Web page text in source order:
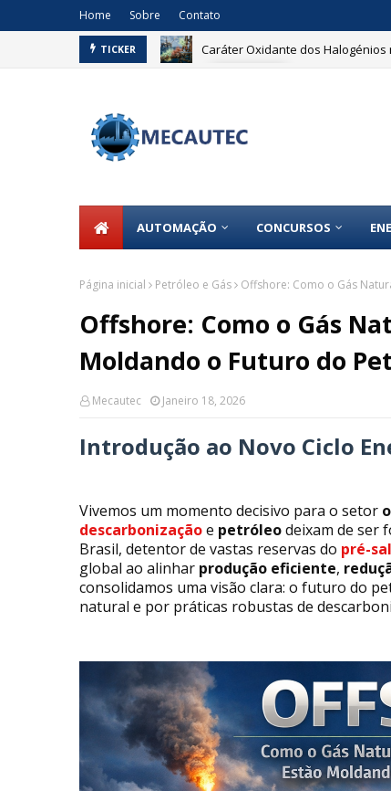
Home Sobre Contato
TICKER Caráter Oxidante dos Halogénios
AUTOMAÇÃO CONCURSOS
Página inicial Petróleo e Gás Offshore: Como o Gás
Offshore: Como o Gás
Moldando o Futuro do
Mecautec Janeiro 18, 2026
Introdução ao Novo Ciclo
Vivemos um momento decisivo para o setor
descarbonizaçãoe petróleodeixam de ser
Brasil, detentor de vastas reservas do pré-sal
global ao alinhar produção eficiente,
consolidamos uma visão clara: o futuro do
natural e por práticas robustas de